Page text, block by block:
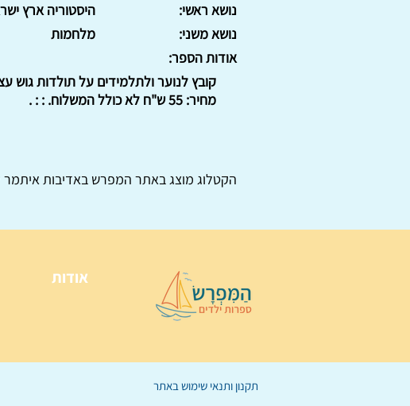
היסטוריה ארץ
נושא ראשי:
מלחמות
נושא משני:
אודות הספר:
קובץ לנוער ולתלמידים על תולדות גוש
מחיר: 55 ש"ח לא כולל המשלוח. : : .
הקטלוג מוצג באתר המפרש באדיבות איתמר
אודות
תקנון ותנאי שימוש באתר